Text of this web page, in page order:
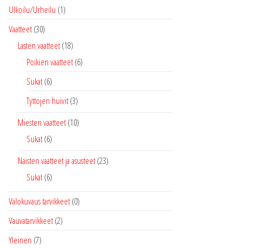
Ulkoilu/Urheilu (1)
Vaatteet (30)
Lasten vaatteet (18)
Poikien vaatteet (6)
Sukat (6)
Tyttöjen huivit (3)
Miesten vaatteet (10)
Sukat (6)
Naisten vaatteet ja asusteet (23)
Sukat (6)
Valokuvaus tarvikkeet (0)
Vauvatarvikkeet (2)
Yleinen (7)